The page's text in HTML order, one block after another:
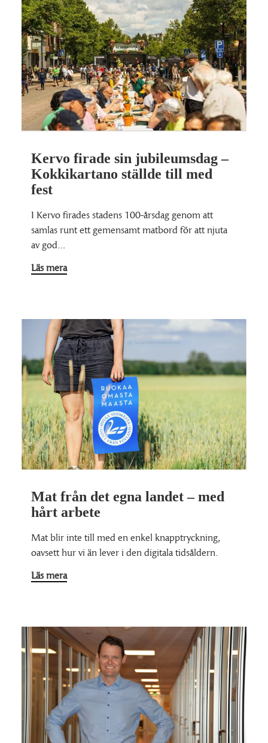
Kervo firade sin jubileumsdag –
Kokkikartano ställde till med
fest
I Kervo firades stadens 100-årsdag genom att
samlas runt ett gemensamt matbord för att njuta
av god…
Läs mera
Mat från det egna landet – med
hårt arbete
Mat blir inte till med en enkel knapptryckning,
oavsett hur vi än lever i den digitala tidsåldern.
Läs mera